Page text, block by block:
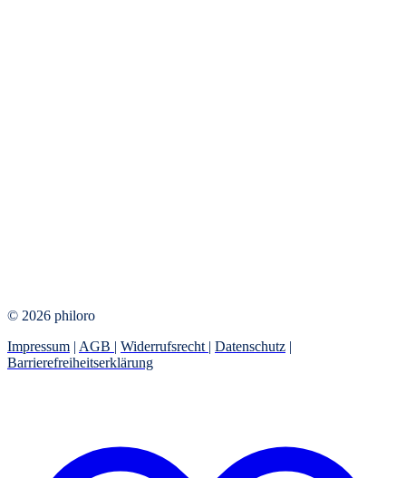
© 2026 philoro
Impressum | AGB | Widerrufsrecht | Datenschutz |
Barrierefreiheitserklärung